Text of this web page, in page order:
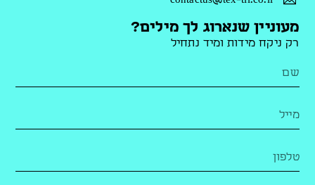
מעוניין שנארוג לך מילים?
רק ניקח מידות ומיד נתחיל